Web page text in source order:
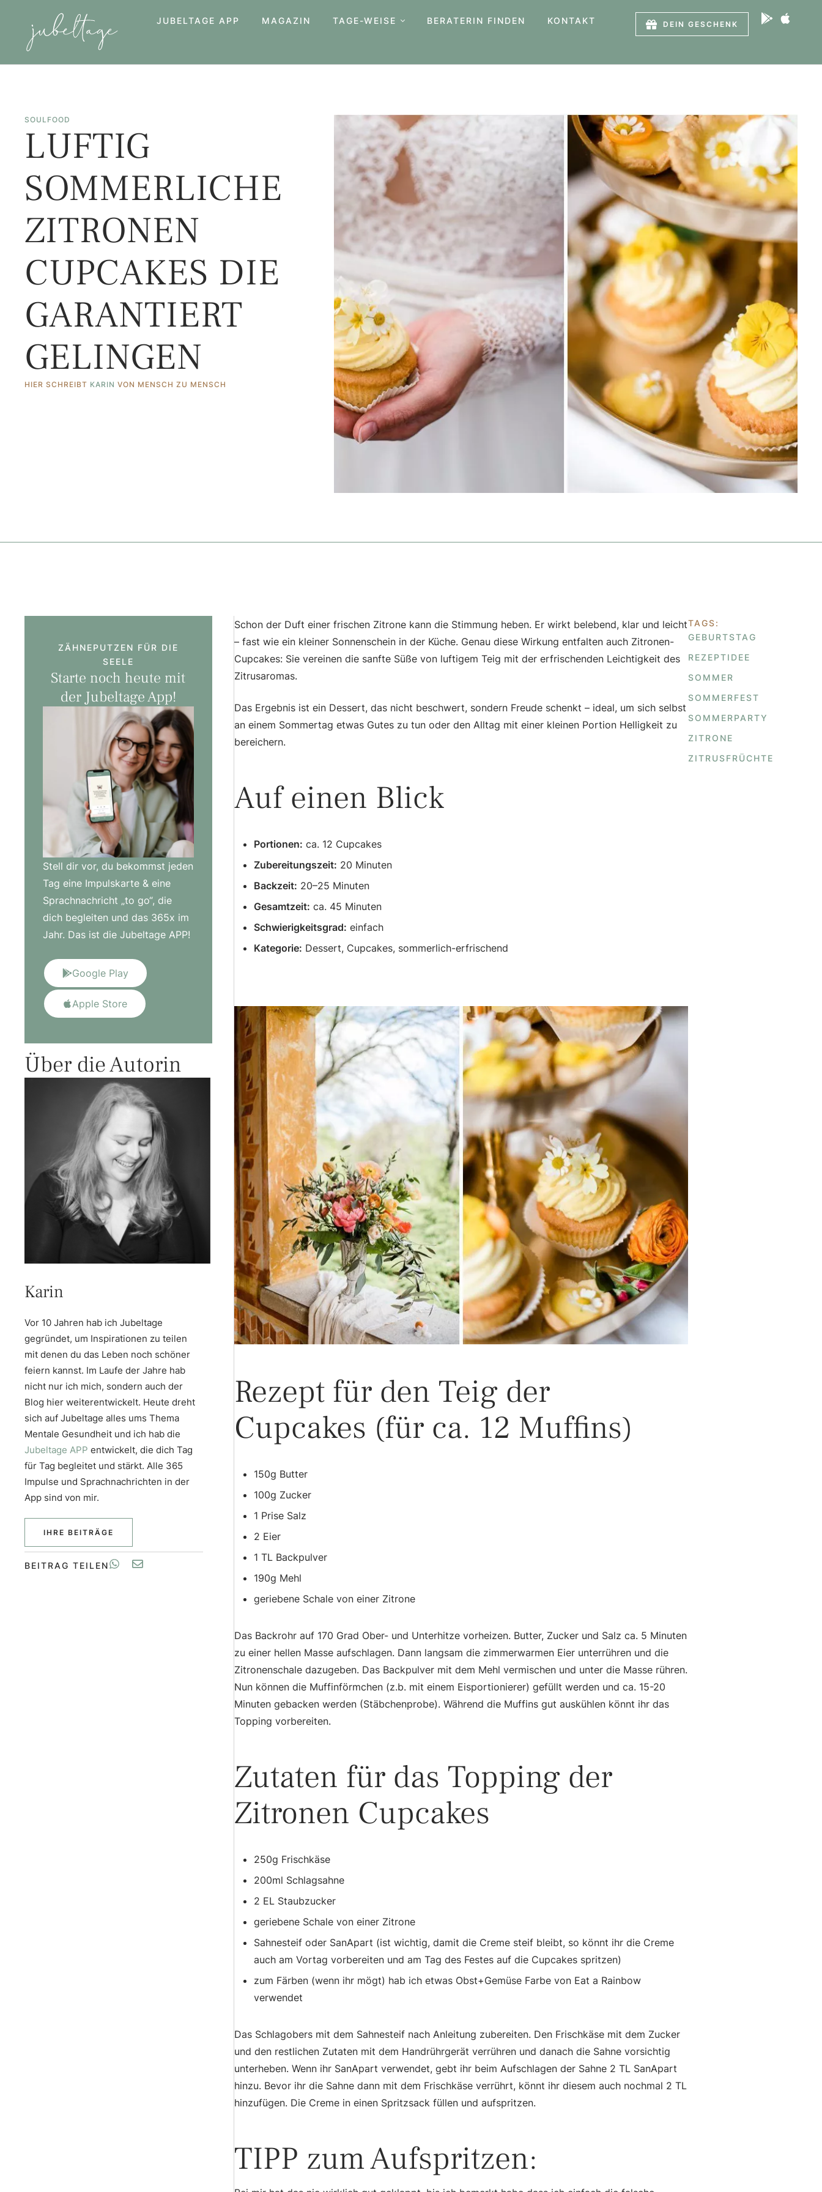
JUBELTAGE APP MAGAZIN TAGE-WEISE BERATERIN FINDEN KONTAKT DEIN GESCHENK
SOULFOOD
LUFTIG
SOMMERLICHE
ZITRONEN
CUPCAKES DIE
GARANTIERT
GELINGEN
HIER SCHREIBT KARIN VON MENSCH ZU MENSCH
ZÄHNEPUTZEN FÜR DIE
SEELE
Starte noch heute mit
der Jubeltage App!
Stell dir vor, du bekommst jeden
Tag eine Impulskarte & eine
Sprachnachricht „to go“, die
dich begleiten und das 365x im
Jahr. Das ist die Jubeltage APP!
Google Play
Apple Store
Über die Autorin
Karin
Vor 10 Jahren hab ich Jubeltage
gegründet, um Inspirationen zu teilen
mit denen du das Leben noch schöner
feiern kannst. Im Laufe der Jahre hab
nicht nur ich mich, sondern auch der
Blog hier weiterentwickelt. Heute dreht
sich auf Jubeltage alles ums Thema
Mentale Gesundheit und ich hab die
Jubeltage APP entwickelt, die dich Tag
für Tag begleitet und stärkt. Alle 365
Impulse und Sprachnachrichten in der
App sind von mir.
IHRE BEITRÄGE
BEITRAG TEILEN
Schon der Duft einer frischen Zitrone kann die Stimmung heben. Er wirkt belebend, klar und leicht
– fast wie ein kleiner Sonnenschein in der Küche. Genau diese Wirkung entfalten auch Zitronen-
Cupcakes: Sie vereinen die sanfte Süße von luftigem Teig mit der erfrischenden Leichtigkeit des
Zitrusaromas.
Das Ergebnis ist ein Dessert, das nicht beschwert, sondern Freude schenkt – ideal, um sich selbst
an einem Sommertag etwas Gutes zu tun oder den Alltag mit einer kleinen Portion Helligkeit zu
bereichern.
Auf einen Blick
Portionen: ca. 12 Cupcakes
Zubereitungszeit: 20 Minuten
Backzeit: 20–25 Minuten
Gesamtzeit: ca. 45 Minuten
Schwierigkeitsgrad: einfach
Kategorie: Dessert, Cupcakes, sommerlich-erfrischend
Rezept für den Teig der
Cupcakes (für ca. 12 Muffins)
150g Butter
100g Zucker
1 Prise Salz
2 Eier
1 TL Backpulver
190g Mehl
geriebene Schale von einer Zitrone
Das Backrohr auf 170 Grad Ober- und Unterhitze vorheizen. Butter, Zucker und Salz ca. 5 Minuten
zu einer hellen Masse aufschlagen. Dann langsam die zimmerwarmen Eier unterrühren und die
Zitronenschale dazugeben. Das Backpulver mit dem Mehl vermischen und unter die Masse rühren.
Nun können die Muffinförmchen (z.b. mit einem Eisportionierer) gefüllt werden und ca. 15-20
Minuten gebacken werden (Stäbchenprobe). Während die Muffins gut auskühlen könnt ihr das
Topping vorbereiten.
Zutaten für das Topping der
Zitronen Cupcakes
250g Frischkäse
200ml Schlagsahne
2 EL Staubzucker
geriebene Schale von einer Zitrone
Sahnesteif oder SanApart (ist wichtig, damit die Creme steif bleibt, so könnt ihr die Creme
auch am Vortag vorbereiten und am Tag des Festes auf die Cupcakes spritzen)
zum Färben (wenn ihr mögt) hab ich etwas Obst+Gemüse Farbe von Eat a Rainbow
verwendet
Das Schlagobers mit dem Sahnesteif nach Anleitung zubereiten. Den Frischkäse mit dem Zucker
und den restlichen Zutaten mit dem Handrührgerät verrühren und danach die Sahne vorsichtig
unterheben. Wenn ihr SanApart verwendet, gebt ihr beim Aufschlagen der Sahne 2 TL SanApart
hinzu. Bevor ihr die Sahne dann mit dem Frischkäse verrührt, könnt ihr diesem auch nochmal 2 TL
hinzufügen. Die Creme in einen Spritzsack füllen und aufspritzen.
TIPP zum Aufspritzen:
TAGS:
GEBURTSTAG
REZEPTIDEE
SOMMER
SOMMERFEST
SOMMERPARTY
ZITRONE
ZITRUSFRÜCHTE